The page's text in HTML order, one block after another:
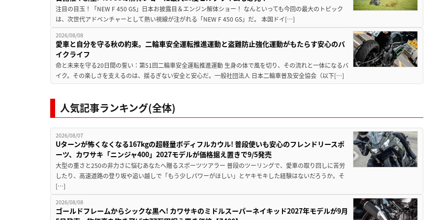
注目の目玉！「NEW F 450 GS」日本お披露目＆エンジン解体ショー！ なんといっても今回の最大のトピック
は、次世代アドベンチャーとして熱い視線が注がれる「NEW F 450 GS」だ。 本国ドイ[…]
2026/08/08
愛車と自分を守る秋の約束。二輪車安全運転推進運動と盗難防止強化運動がもたらす安心のバ
イクライフ
命と未来を守る20日間の誓い：第51回二輪車安全運転推進運動 生身の体で風を切り、その流れと一体になるバ
イク。その楽しさを支えるのは、揺るぎない安全と安心だ。一般社団法人 日本二輪車普及安全協会（以下[…]
人気記事ランキング(全体)
2026/08/07
Uターンが怖くなくなる167kgの超軽量ボディフルカウル! 普段使いも安心のフレンドリースポ
ーツ、カワサキ「ニンジャ400」2027モデルが価格据え置きで9/5発売
大型の重さと250の非力さに悩むあなたへ贈るスポーツツアラー 普段のツーリングで、愛車の取り回しに苦労
したり、高速道路の登り坂や追い越しで「もう少しパワーがほしい」とヤキモキした経験はないだろうか。そ
[…]
2026/08/08
ゴールドフレームからシックな黒へ! カワサキのミドルスーパーネイキッド2027年モデルが9月